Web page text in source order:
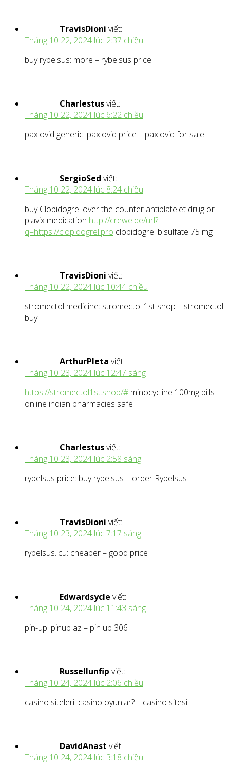
TravisDioni viết:
Tháng 10 22, 2024 lúc 2:37 chiều
buy rybelsus: more – rybelsus price
Charlestusviết:
Tháng 10 22, 2024 lúc 6:22 chiều
paxlovid generic: paxlovid price – paxlovid for sale
SergioSed viết:
Tháng 10 22, 2024 lúc 8:24 chiều
buy Clopidogrel over the counter antiplatelet drug or
plavix medication http://crewe.de/url?
q=https://clopidogrel.pro clopidogrel bisulfate 75 mg
TravisDioni viết:
Tháng 10 22, 2024 lúc 10:44 chiều
stromectol medicine: stromectol 1st shop – stromectol
buy
ArthurPleta viết:
Tháng 10 23, 2024 lúc 12:47 sáng
https://stromectol1st.shop/# minocycline 100mg pills
online indian pharmacies safe
Charlestusviết:
Tháng 10 23, 2024 lúc 2:58 sáng
rybelsus price: buy rybelsus – order Rybelsus
TravisDioni viết:
Tháng 10 23, 2024 lúc 7:17 sáng
rybelsus.icu: cheaper – good price
Edwardsycle viết:
Tháng 10 24, 2024 lúc 11:43 sáng
pin-up: pinup az – pin up 306
Russellunfip viết:
Tháng 10 24, 2024 lúc 2:06 chiều
casino siteleri: casino oyunlar? – casino sitesi
DavidAnast viết:
Tháng 10 24, 2024 lúc 3:18 chiều